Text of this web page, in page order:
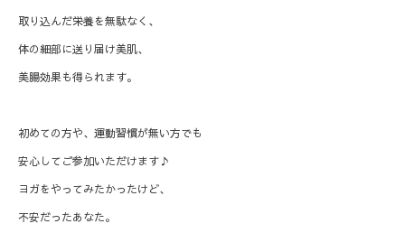
取り込んだ栄養を無駄なく、
体の細部に送り届け美肌、
美腸効果も得られます。
初めての方や、運動習慣が無い方でも
安心してご参加いただけます♪
ヨガをやってみたかったけど、
不安だったあなた。